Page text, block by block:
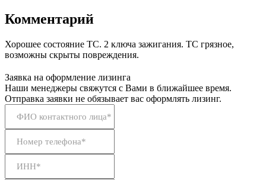
Комментарий
Хорошее состояние ТС. 2 ключа зажигания. ТС грязное,
возможны скрыты повреждения.
Заявка на оформление лизинга
Наши менеджеры свяжутся с Вами в ближайшее время.
Отправка заявки не обязывает вас оформлять лизинг.
ФИО контактного лица*
Номер телефона*
ИНН*